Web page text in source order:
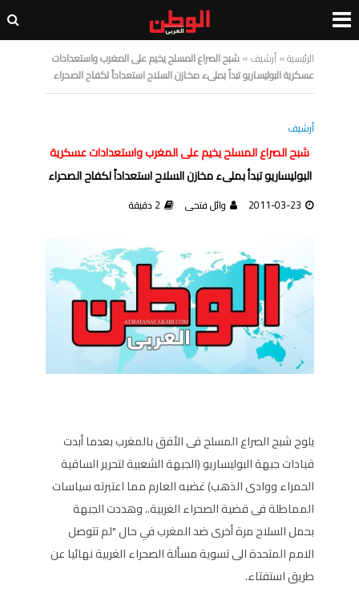
الرئيسية»أرشيف»شبح الصراع المسلح يخيم على المغرب واستعدادات
عسكرية البوليساريو تبدأ بملىء مخازن السلاح استعداداً لكفاح الصحراء
أرشيف
شبح الصراع المسلح يخيم على المغرب واستعدادات عسكرية
البوليساريو تبدأ بملىء مخازن السلاح استعداداً لكفاح الصحراء
2011-03-23 وائل فتحى 2 دقيقة
يلوح شبح الصراع المسلح فى الأفق بالمغرب بعدما أبدت
قيادات جبهة البوليساريو (الجبهة الشعبية لتحرير الساقية
الحمراء ووادى الذهب) غضبه العارم مما اعتبرته سياسات
المماطلة فى قضية الصحراء الغربية.. وهددت الجبهة
بحمل السلاح مرة أخرى ضد المغرب في حال "لم تتوصل
الامم المتحدة الى تسوية مسألة الصحراء الغربية نهائيا عن
طريق استفتاء.